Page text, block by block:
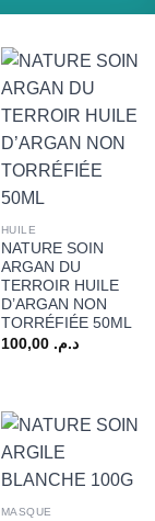
HUILE
NATURE SOIN
ARGAN DU
TERROIR HUILE
D’ARGAN NON
TORRÉFIÉE 50ML
د.م. 100,00
MASQUE